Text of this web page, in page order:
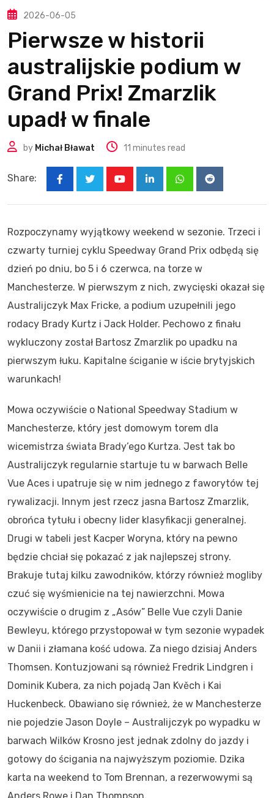
2026-06-05
Pierwsze w historii
australijskie podium w
Grand Prix! Zmarzlik
upadł w finale
by Michał Bławat 11 minutes read
Share:
LinkedInWhatsappReddit
Rozpoczynamy wyjątkowy weekend w sezonie. Trzeci i
czwarty turniej cyklu Speedway Grand Prix odbędą się
dzień po dniu, bo 5 i 6 czerwca, na torze w
Manchesterze. W pierwszym z nich, zwycięski okazał się
Australijczyk Max Fricke, a podium uzupełnili jego
rodacy Brady Kurtz i Jack Holder. Pechowo z finału
wykluczony został Bartosz Zmarzlik po upadku na
pierwszym łuku. Kapitalne ściganie w iście brytyjskich
warunkach!
Mowa oczywiście o National Speedway Stadium w
Manchesterze, który jest domowym torem dla
wicemistrza świata Brady’ego Kurtza. Jest tak bo
Australijczyk regularnie startuje tu w barwach Belle
Vue Aces i upatruje się w nim jednego z faworytów tej
rywalizacji. Innym jest rzecz jasna Bartosz Zmarzlik,
obrońca tytułu i obecny lider klasyfikacji generalnej.
Drugi w tabeli jest Kacper Woryna, który na pewno
będzie chciał się pokazać z jak najlepszej strony.
Brakuje tutaj kilku zawodników, którzy również mogliby
czuć się wyśmienicie na tej nawierzchni. Mowa
oczywiście o drugim z „Asów” Belle Vue czyli Danie
Bewleyu, którego przystopował w tym sezonie wypadek
w Danii i złamana kość udowa. Za niego dzisiaj Anders
Thomsen. Kontuzjowani są również Fredrik Lindgren i
Dominik Kubera, za nich pojadą Jan Kvěch i Kai
Huckenbeck. Obawiano się również, że w Manchesterze
nie pojedzie Jason Doyle – Australijczyk po wypadku w
barwach Wilków Krosno jest jednak zdolny do jazdy i
gotowy do ścigania na najwyższym poziomie. Dzika
karta na weekend to Tom Brennan, a rezerwowymi są